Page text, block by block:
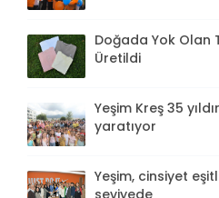
Doğada Yok Olan
Üretildi
Yeşim Kreş 35
yaratıyor
Yeşim, cinsiyet
seviyede